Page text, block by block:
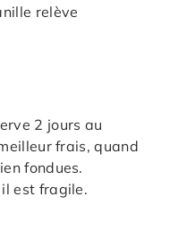
relève
2 jours au
frais, quand
fondues.
est fragile.